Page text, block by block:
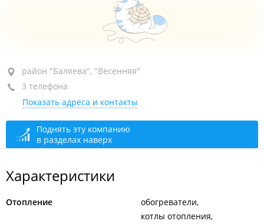
район "Баляева", ул. Сабанеева, 13
открыто: 08:00–22:00
район "Баляева", "Весенняя"
3 телефона
Показать адреса и контакты
Поднять эту компанию
в разделах наверх
Характеристики
Отопление
обогреватели
котлы отопления